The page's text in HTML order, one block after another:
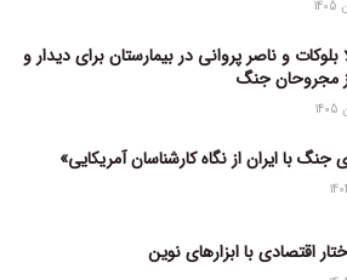
و ناصر پروانی در بیمارستان برای دیدار و
مجروحان جنگ
جنگ با ایران از نگاه کارشناسان آمریکایی»
اقتصادی با ابزارهای نوین